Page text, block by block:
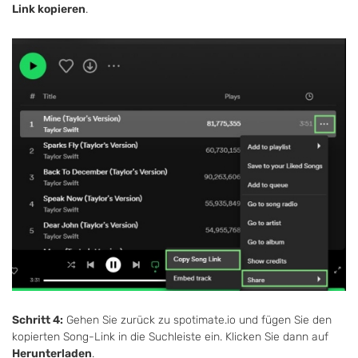
Link kopieren.
Schritt 4: Gehen Sie zurück zu spotimate.io und fügen Sie den
kopierten Song-Link in die Suchleiste ein. Klicken Sie dann auf
Herunterladen.